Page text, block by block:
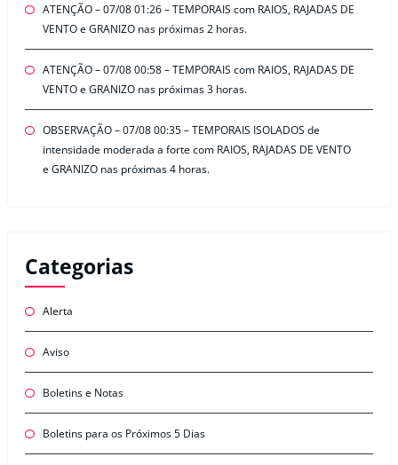
ATENÇÃO – 07/08 01:26 – TEMPORAIS com RAIOS, RAJADAS DE
VENTO e GRANIZO nas próximas 2 horas.
ATENÇÃO – 07/08 00:58 – TEMPORAIS com RAIOS, RAJADAS DE
VENTO e GRANIZO nas próximas 3 horas.
OBSERVAÇÃO – 07/08 00:35 – TEMPORAIS ISOLADOS de
intensidade moderada a forte com RAIOS, RAJADAS DE VENTO
e GRANIZO nas próximas 4 horas.
Categorias
Alerta
Aviso
Boletins e Notas
Boletins para os Próximos 5 Dias